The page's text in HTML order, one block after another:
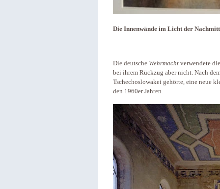
Die Innenwände im Licht der
Die deutsche Wehrmacht verwendete
bei ihrem Rückzug aber nicht. Nach
Tschechoslowakei gehörte, eine neue
den 1960er Jahren.